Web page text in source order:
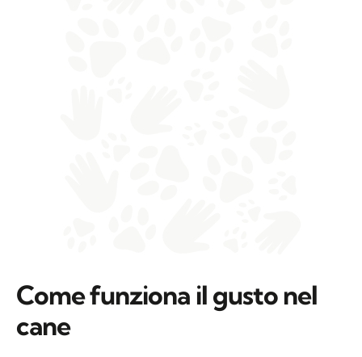
Come funziona il gusto nel
cane